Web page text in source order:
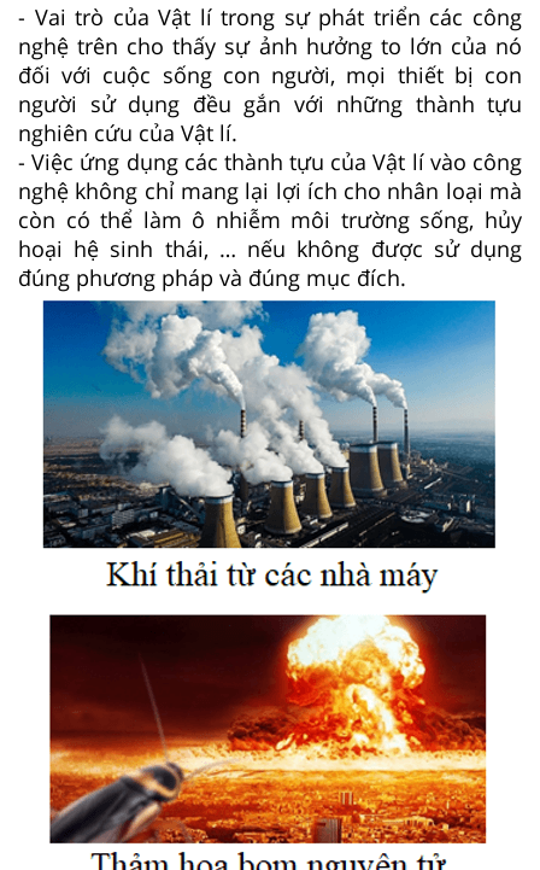
- Vai trò của Vật lí trong sự phát triển các công
nghệ trên cho thấy sự ảnh hưởng to lớn của nó
đối với cuộc sống con người, mọi thiết bị con
người sử dụng đều gắn với những thành tựu
nghiên cứu của Vật lí.
- Việc ứng dụng các thành tựu của Vật lí vào công
nghệ không chỉ mang lại lợi ích cho nhân loại mà
còn có thể làm ô nhiễm môi trường sống, hủy
hoại hệ sinh thái, … nếu không được sử dụng
đúng phương pháp và đúng mục đích.